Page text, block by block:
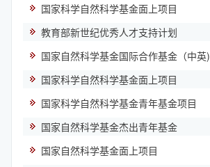
国家科学自然科学基金面上项目
教育部新世纪优秀人才支持计划
国家自然科学基金国际合作基金（中英)
国家科学自然科学基金面上项目
国家科学自然科学基金青年基金项目
国家自然科学基金杰出青年基金
国家自然科学基金面上项目